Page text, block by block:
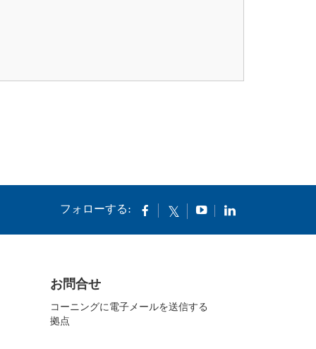
フォローする:
お問合せ
コーニングに電子メールを送信する
拠点